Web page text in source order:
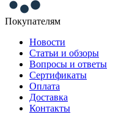
Покупателям
Новости
Статьи и обзоры
Вопросы и ответы
Сертификаты
Оплата
Доставка
Контакты